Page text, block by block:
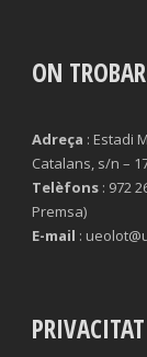
ON
Adreça : Estadi
Catalans, s/n –
Telèfons : 972
Premsa)
E-mail :
PRIVACITAT